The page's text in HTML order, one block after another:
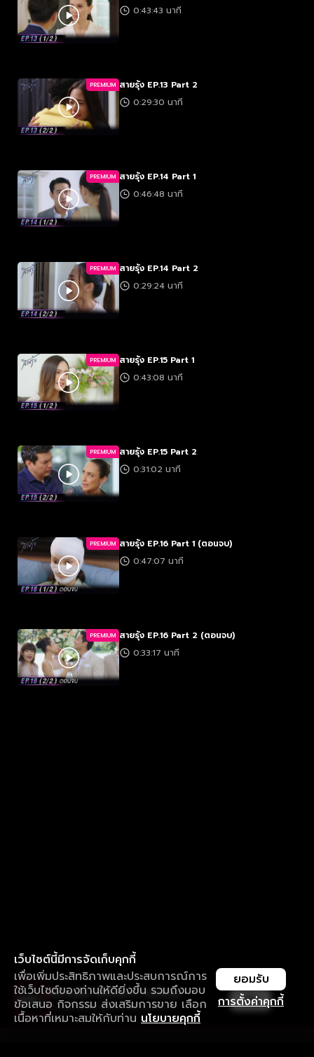
0:43:43 นาที
PREMIUM สายรุ้ง EP.13 Part 2
0:29:30 นาที
PREMIUM สายรุ้ง EP.14 Part 1
0:46:48 นาที
PREMIUM สายรุ้ง EP.14 Part 2
0:29:24 นาที
PREMIUM สายรุ้ง EP.15 Part 1
0:43:08 นาที
PREMIUM สายรุ้ง EP.15 Part 2
0:31:02 นาที
PREMIUM สายรุ้ง EP.16 Part 1 (ตอนจบ)
0:47:07 นาที
PREMIUM สายรุ้ง EP.16 Part 2 (ตอนจบ)
0:33:17 นาที
เว็บไซต์นี้มีการจัดเก็บคุกกี้
เพื่อเพิ่มประสิทธิภาพและประสบการณ์การ
ใช้เว็บไซต์ของท่านให้ดียิ่งขึ้น รวมถึงมอบ
ข้อเสนอ กิจกรรม ส่งเสริมการขาย เลือก
เนื้อหาที่เหมาะสมให้กับท่าน นโยบายคุกกี้
การตั้งค่าคุกกี้
ยอมรับ
ใช้งานแอป ลื่นไหลกว่า ไม่มีสะดุด
ดาวน์โหลดแอปเพื่อการรับชมที่ดีกว่า เปิด